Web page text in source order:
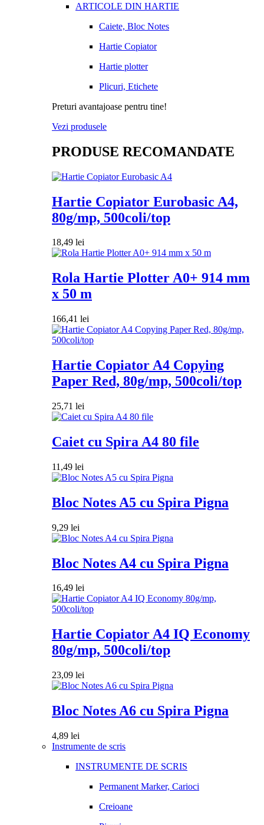
ARTICOLE DIN HARTIE
Caiete, Bloc Notes
Hartie Copiator
Hartie plotter
Plicuri, Etichete
Preturi avantajoase pentru tine!
Vezi produsele
PRODUSE RECOMANDATE
Hartie Copiator Eurobasic A4,
80g/mp, 500coli/top
18,49 lei
Rola Hartie Plotter A0+ 914 mm
x 50 m
166,41 lei
Hartie Copiator A4 Copying
Paper Red, 80g/mp, 500coli/top
25,71 lei
Caiet cu Spira A4 80 file
11,49 lei
Bloc Notes A5 cu Spira Pigna
9,29 lei
Bloc Notes A4 cu Spira Pigna
16,49 lei
Hartie Copiator A4 IQ Economy
80g/mp, 500coli/top
23,09 lei
Bloc Notes A6 cu Spira Pigna
4,89 lei
Instrumente de scris
INSTRUMENTE DE SCRIS
Permanent Marker, Carioci
Creioane